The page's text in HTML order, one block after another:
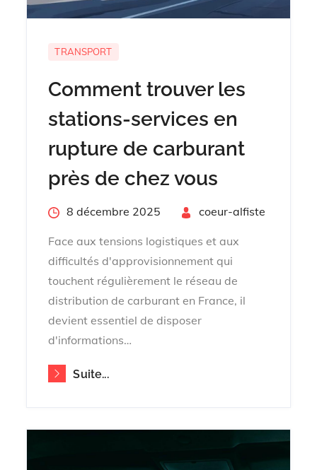
TRANSPORT
Comment trouver les
stations-services en
rupture de carburant
près de chez vous
Posted8 décembre 2025 coeur-alfiste
Face aux tensions logistiques et aux
difficultés d'approvisionnement qui
touchent régulièrement le réseau de
distribution de carburant en France, il
devient essentiel de disposer
d'informations…
Suite...